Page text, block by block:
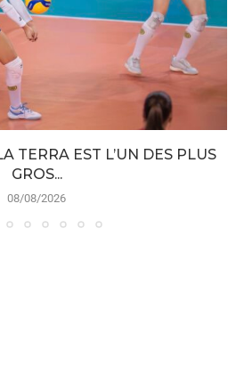
TERRA EST L’UN DES PLUS
GROS...
08/08/2026